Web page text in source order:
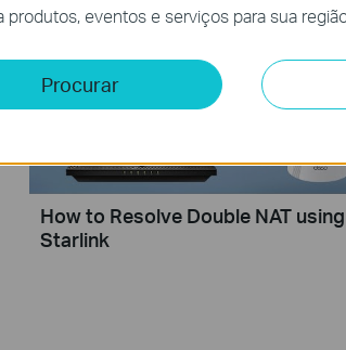
How to Resolve Double NAT using
Starlink
produtos, eventos e serviços para sua
Procurar